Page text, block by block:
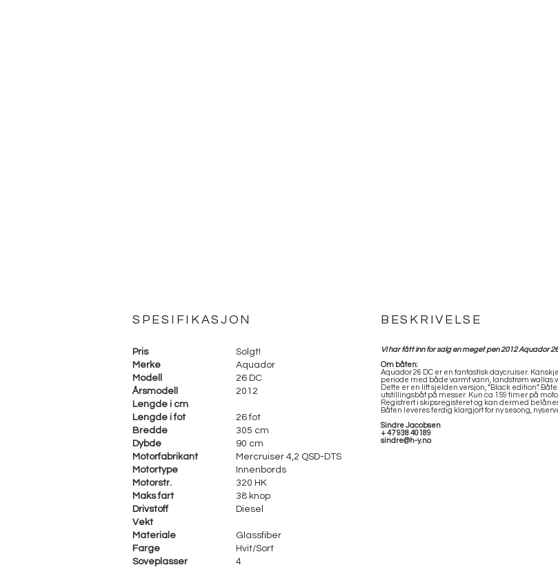
SPESIFIKASJON BESKRIVELSE
Vi har fått inn for salg en meget pen 2012 Aquador
Om båten:
Aquador 26 DC er en fantastisk daycruiser.
periode med både varmt vann, landstrøm wallas
Dette er en litt sjelden versjon, “Black edition”.
utstillingsbåt på messer. Kun ca 159 timer på
Registrert i skipsregisteret og kan dermed
Båten leveres ferdig klargjort for ny sesong,
Sindre Jacobsen
+ 47 938 40189
sindre@h-y.no
Solgt!
Aquador
26 DC
2012
Pris
Merke
Modell
Årsmodell
Lengde i cm
Lengde i fot
26 fot
Bredde
305 cm
Dybde
90 cm
Motorfabrikant
Mercruiser 4,2 QSD-DTS
Motortype
Innenbords
Motorstr.
320 HK
Maks fart
38 knop
Drivstoff
Diesel
Vekt
Materiale
Glassfiber
Farge
Hvit/Sort
Soveplasser
4